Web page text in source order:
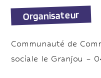
Organisateur
Communauté de
sociale le Granjou –